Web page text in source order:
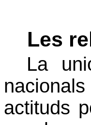
Les
La
actituds